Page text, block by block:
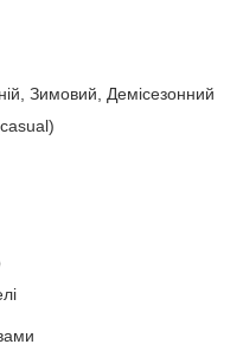
Зимовий, Демісезонний